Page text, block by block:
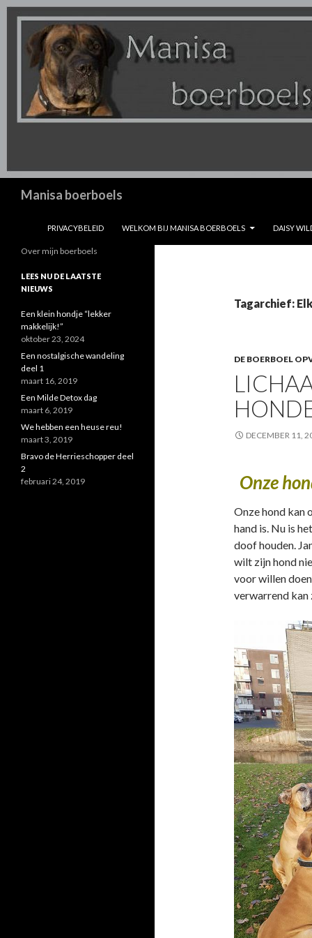
Manisa boerboels
PRIVACYBELEID
WELKOM BIJ MANISA BOERBOELS DAISY
Tagarchief:
DE BOERBOEL
DECEMBER 11,
Onze
Onze hond kan
hand is. Nu is
doof houden.
wilt zijn hond
voor willen
verwarrend kan
Over mijn boerboels
LEES NU DE LAATSTE
NIEUWS
Een klein hondje “lekker
makkelijk!”
oktober 23, 2024
Een nostalgische wandeling
deel 1
maart 16, 2019
Een Milde Detox dag
maart 6, 2019
We hebben een heuse reu!
maart 3, 2019
Bravo de Herrieschopper deel
2
februari 24, 2019